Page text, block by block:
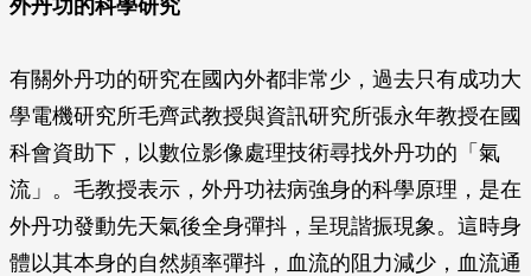
外丹功的科學研究
有關外丹功的研究在國內外都非常少，過去只有成功大
學電機研究所毛齊武教授與資訊研究所張永年教授在國
科會資助下，以數位影像處理技術尋找外丹功的「氣
流」。毛教授表示，外丹功祛病強身的科學原理，是在
外丹功發動先天氣後全身彈抖，呈現諧振現象。這時身
體以其本身的自然頻率彈抖，血流的阻力減少，血流通